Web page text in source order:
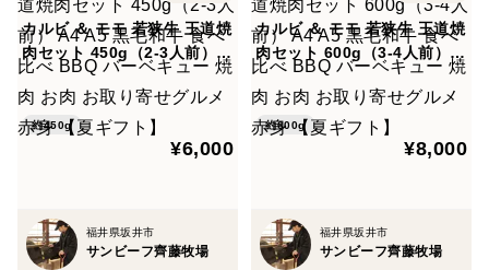
カルビ ＆ モモ 若狭牛 王道焼
肉セット 450g（2-3人前） A
4 A5 黒毛和牛 食べ比べ BBQ
バーベキュー 焼肉 お肉 お取
り寄せグルメ 赤身 【夏ギフ
約450g
¥6,000
福井県坂井市
サンビーフ齊藤牧場
カルビ ＆ モモ 若狭牛 王道焼
肉セット 600g（3-4人前） A
4 A5 黒毛和牛 食べ比べ BBQ
バーベキュー 焼肉 お肉 お取
り寄せグルメ 赤身 【夏ギフ
約600g
¥8,000
福井県坂井市
サンビーフ齊藤牧場